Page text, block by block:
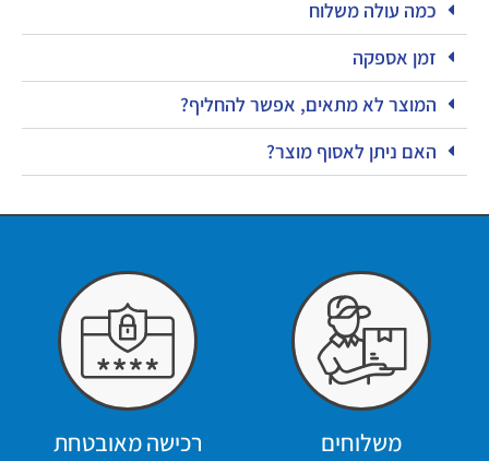
כמה עולה משלוח
זמן אספקה
המוצר לא מתאים, אפשר להחליף?
האם ניתן לאסוף מוצר?
משלוחים רכישה מאובטחת